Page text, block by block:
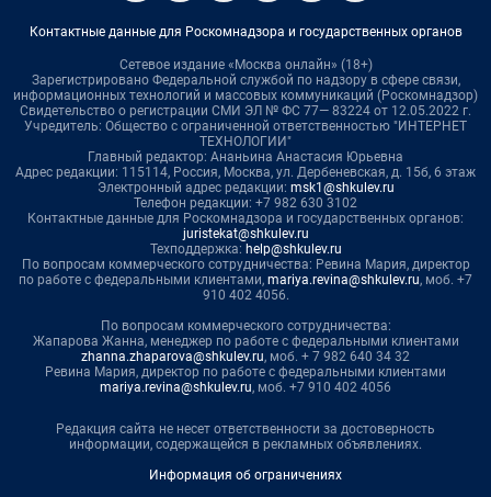
Контактные данные для Роскомнадзора и государственных органов
Сетевое издание «Москва онлайн» (18+)
Зарегистрировано Федеральной службой по надзору в сфере связи,
информационных технологий и массовых коммуникаций (Роскомнадзор)
Свидетельство о регистрации СМИ ЭЛ № ФС 77— 83224 от 12.05.2022 г.
Учредитель: Общество с ограниченной ответственностью "ИНТЕРНЕТ
ТЕХНОЛОГИИ"
Главный редактор: Ананьина Анастасия Юрьевна
Адрес редакции: 115114, Россия, Москва, ул. Дербеневская, д. 15б, 6 этаж
Электронный адрес редакции: msk1@shkulev.ru
Телефон редакции: +7 982 630 3102
Контактные данные для Роскомнадзора и государственных органов:
juristekat@shkulev.ru
Техподдержка: help@shkulev.ru
По вопросам коммерческого сотрудничества: Ревина Мария, директор
по работе с федеральными клиентами, mariya.revina@shkulev.ru, моб. +7
910 402 4056.
По вопросам коммерческого сотрудничества:
Жапарова Жанна, менеджер по работе с федеральными клиентами
zhanna.zhaparova@shkulev.ru, моб. + 7 982 640 34 32
Ревина Мария, директор по работе с федеральными клиентами
mariya.revina@shkulev.ru, моб. +7 910 402 4056
Редакция сайта не несет ответственности за достоверность
информации, содержащейся в рекламных объявлениях.
Информация об ограничениях